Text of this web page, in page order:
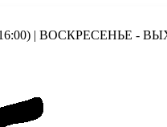
до 16:00) | ВОСКРЕСЕНЬЕ -